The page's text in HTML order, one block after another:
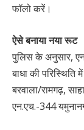
फॉलो करें।
ऐसे बनाया नया रूट
पुलिस के अनुसार,
बाधा की परिस्थिति
बरवाला/रामगढ़,
एन.एच.-344